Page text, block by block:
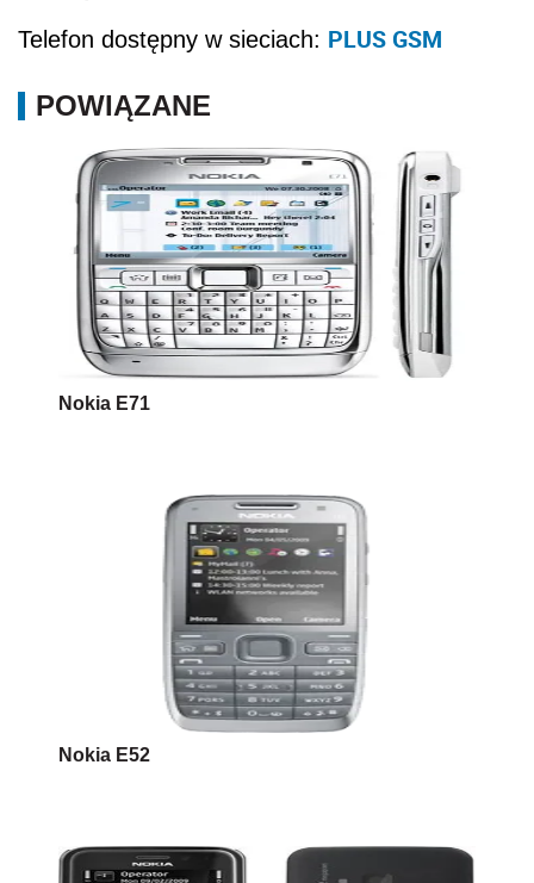
Telefon dostępny w sieciach: PLUS GSM
POWIĄZANE
Nokia E71
Nokia E52